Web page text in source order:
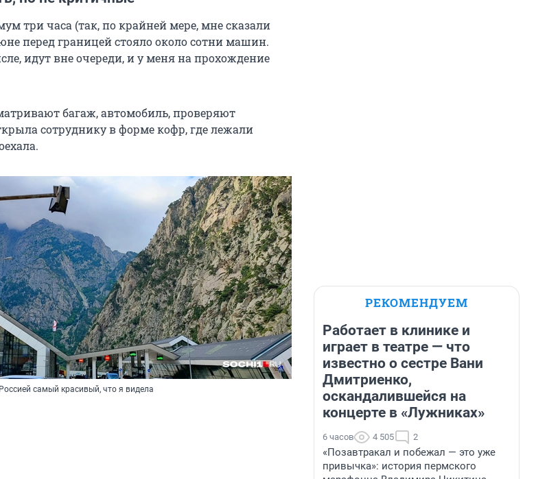
три часа (так, по крайней мере, мне сказали
перед границей стояло около сотни машин.
идут вне очереди, и у меня на прохождение
багаж, автомобиль, проверяют
сотруднику в форме кофр, где лежали
самый красивый, что я видела
РЕКОМЕНДУЕМ
Работает в клинике и
играет в театре — что
известно о сестре Вани
Дмитриенко,
оскандалившейся на
концерте в «Лужниках»
6 часов 4 505 2
«Позавтракал и побежал — это уже
привычка»: история пермского